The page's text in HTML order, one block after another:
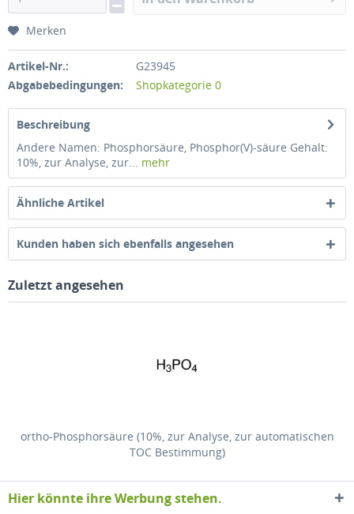
Merken
Artikel-Nr.:
G23945
Abgabebedingungen:
Shopkategorie 0
Beschreibung
Andere Namen: Phosphorsäure, Phosphor(V)-säure Gehalt:
10%, zur Analyse, zur... mehr
Ähnliche Artikel
Kunden haben sich ebenfalls angesehen
Zuletzt angesehen
ortho-Phosphorsäure (10%, zur Analyse, zur automatischen
TOC Bestimmung)
Hier könnte ihre Werbung stehen.